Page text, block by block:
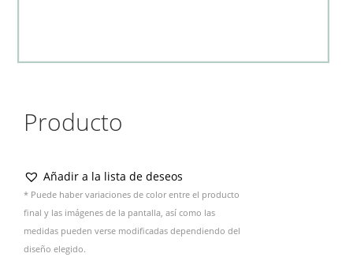
Producto
Añadir a la lista de deseos
* Puede haber variaciones de color entre el producto
final y las imágenes de la pantalla, así como las
medidas pueden verse modificadas dependiendo del
diseño elegido.